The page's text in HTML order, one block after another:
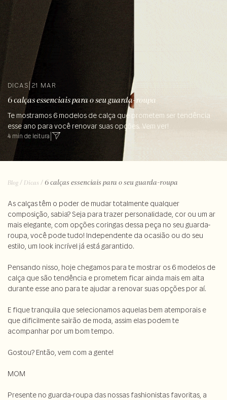
DICAS | 21 MAR
6 calças essenciais para o seu guarda-roupa
Te mostramos 6 modelos de calça que prometem ser tendência
esse ano para você renovar suas opções. Vem ver!
4 min de leitura
Blog / Dicas / 6 calças essenciais para o seu guarda-roupa
As calças têm o poder de mudar totalmente qualquer
composição, sabia?Seja para trazer personalidade, cor ou um ar
mais elegante, com opções coringas dessa peça no seu guarda-
roupa, você pode tudo! Independente da ocasião ou do seu
estilo, um look incrível já está garantido.
Pensando nisso, hoje chegamos para te mostrar os 6 modelos de
calça que são tendência e prometem ficar ainda mais em alta
durante esse ano para te ajudar a renovar suas opções por aí.
E fique tranquila que selecionamos aquelas bem atemporais e
que dificilmente sairão de moda, assim elas podem te
acompanhar por um bom tempo.
Gostou? Então, vem com a gente!
MOM
Presente no guarda-roupa das nossas fashionistas favoritas, a